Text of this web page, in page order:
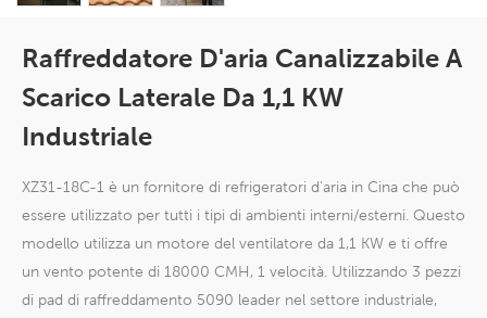
Raffreddatore D'aria Canalizzabile A
Scarico Laterale Da 1,1 KW
Industriale
XZ31-18C-1 è un fornitore di refrigeratori d'aria in Cina che può
essere utilizzato per tutti i tipi di ambienti interni/esterni. Questo
modello utilizza un motore del ventilatore da 1,1 KW e ti offre
un vento potente di 18000 CMH, 1 velocità. Utilizzando 3 pezzi
di pad di raffreddamento 5090 leader nel settore industriale,